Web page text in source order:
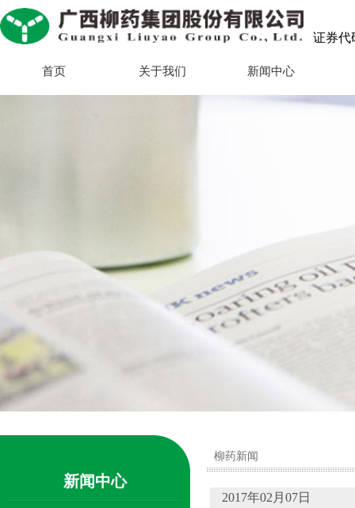
证券代
首页 关于我们 新闻中心
新闻中心
柳药新闻
2017年02月07日